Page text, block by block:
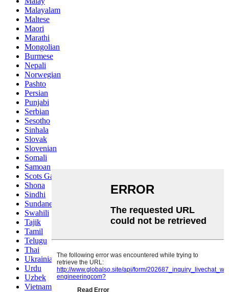
Malayalam
Maltese
Maori
Marathi
Mongolian
Burmese
Nepali
Norwegian
Pashto
Persian
Punjabi
Serbian
Sesotho
Sinhala
Slovak
Slovenian
Somali
Samoan
Scots Gaelic
Shona
Sindhi
Sundanese
Swahili
Tajik
Tamil
Telugu
Thai
Ukrainian
Urdu
Uzbek
Vietnamese